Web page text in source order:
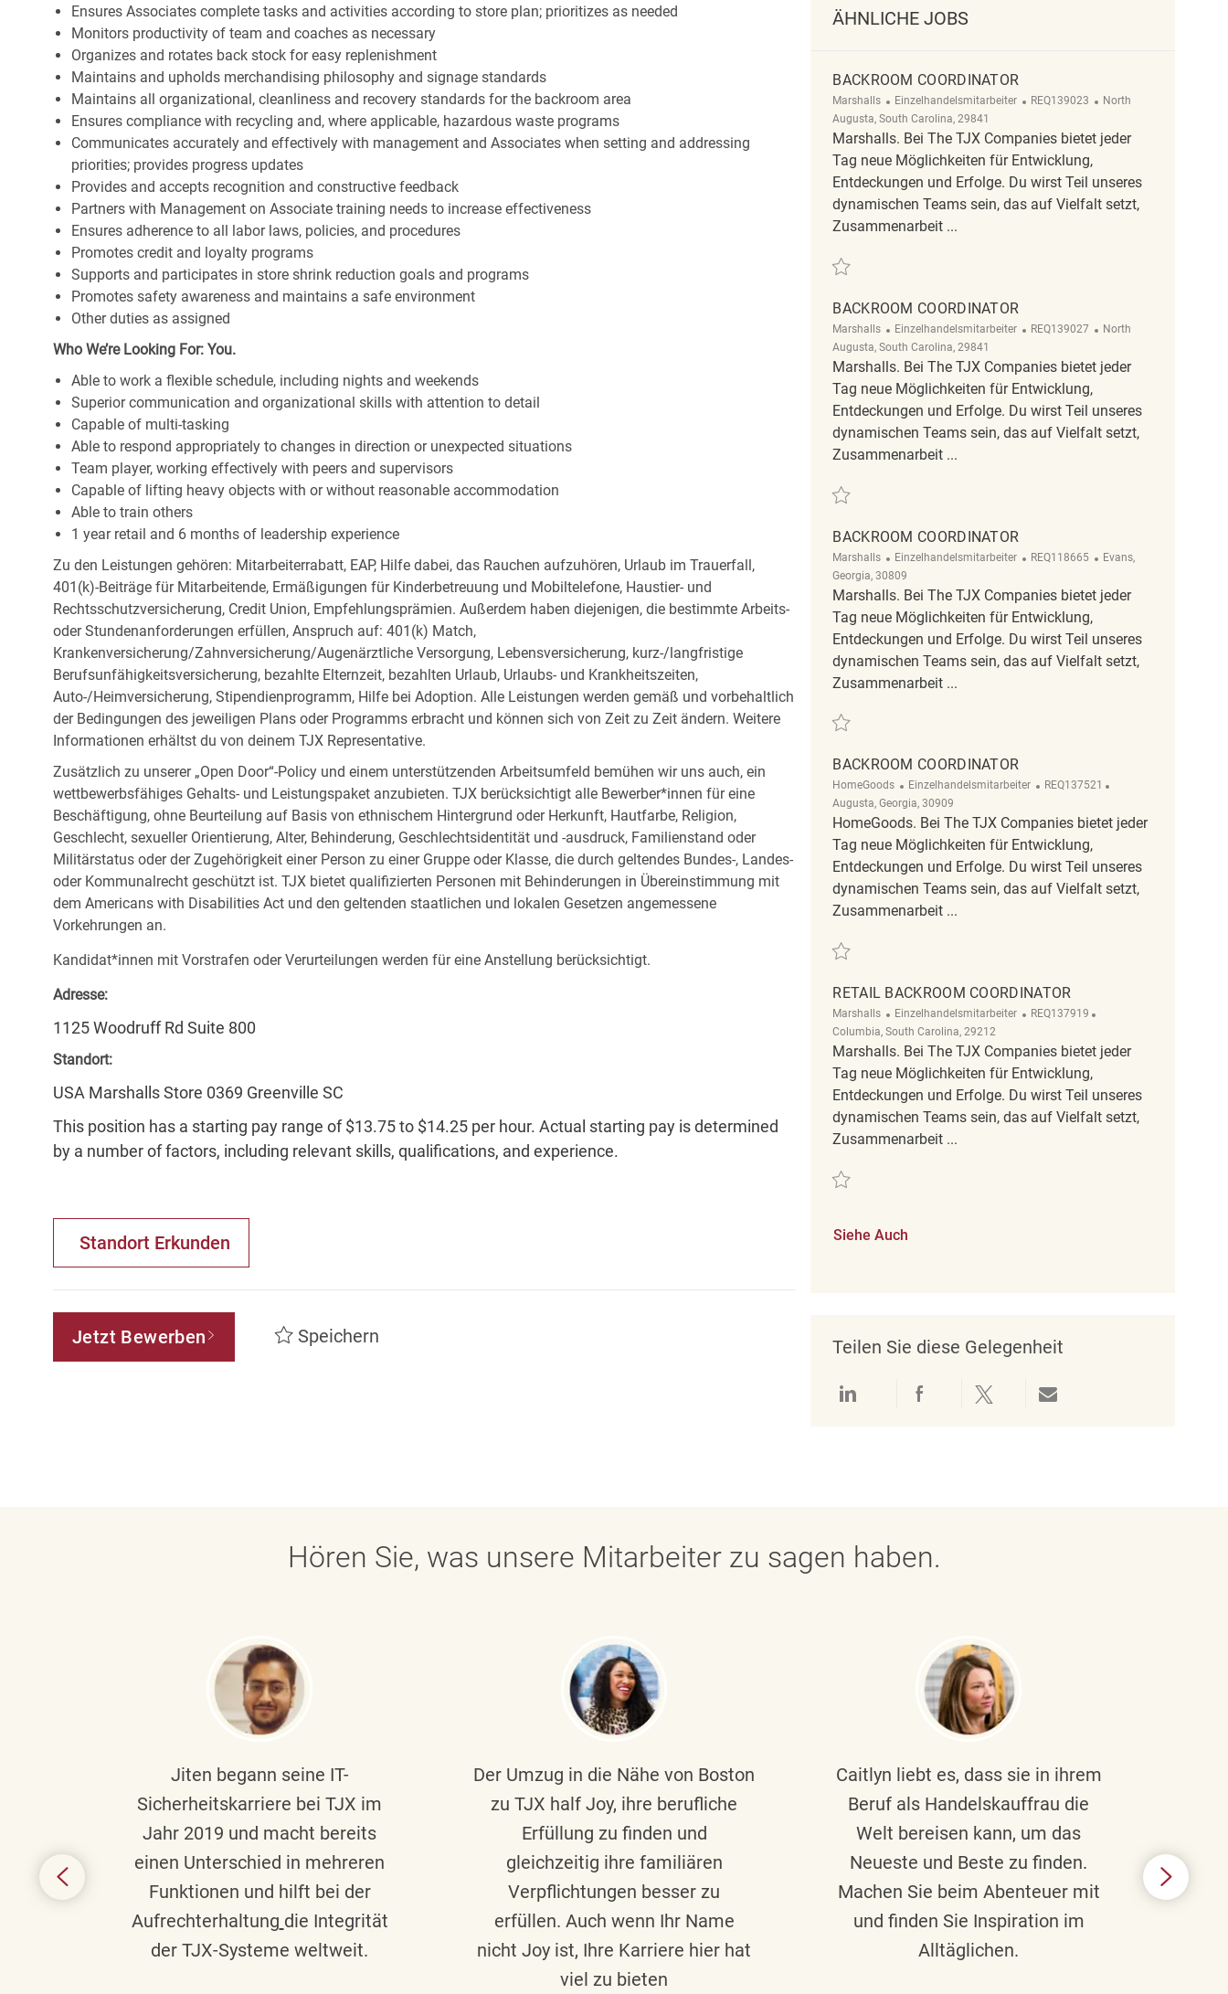
Ensures Associates complete tasks and activities according to store plan; prioritizes as needed
Monitors productivity of team and coaches as necessary
Organizes and rotates back stock for easy replenishment
Maintains and upholds merchandising philosophy and signage standards
Maintains all organizational, cleanliness and recovery standards for the backroom area
Ensures compliance with recycling and, where applicable, hazardous waste programs
Communicates accurately and effectively with management and Associates when setting and addressing
priorities; provides progress updates
Provides and accepts recognition and constructive feedback
Partners with Management on Associate training needs to increase effectiveness
Ensures adherence to all labor laws, policies, and procedures
Promotes credit and loyalty programs
Supports and participates in store shrink reduction goals and programs
Promotes safety awareness and maintains a safe environment
Other duties as assigned
Who We’re Looking For: You.
Able to work a flexible schedule, including nights and weekends
Superior communication and organizational skills with attention to detail
Capable of multi-tasking
Able to respond appropriately to changes in direction or unexpected situations
Team player, working effectively with peers and supervisors
Capable of lifting heavy objects with or without reasonable accommodation
Able to train others
1 year retail and 6 months of leadership experience
Zu den Leistungen gehören: Mitarbeiterrabatt, EAP, Hilfe dabei, das Rauchen aufzuhören, Urlaub im Trauerfall,
401(k)-Beiträge für Mitarbeitende, Ermäßigungen für Kinderbetreuung und Mobiltelefone, Haustier- und
Rechtsschutzversicherung, Credit Union, Empfehlungsprämien. Außerdem haben diejenigen, die bestimmte Arbeits-
oder Stundenanforderungen erfüllen, Anspruch auf: 401(k) Match,
Krankenversicherung/Zahnversicherung/Augenärztliche Versorgung, Lebensversicherung, kurz-/langfristige
Berufsunfähigkeitsversicherung, bezahlte Elternzeit, bezahlten Urlaub, Urlaubs- und Krankheitszeiten,
Auto-/Heimversicherung, Stipendienprogramm, Hilfe bei Adoption. Alle Leistungen werden gemäß und vorbehaltlich
der Bedingungen des jeweiligen Plans oder Programms erbracht und können sich von Zeit zu Zeit ändern. Weitere
Informationen erhältst du von deinem TJX Representative.
Zusätzlich zu unserer „Open Door“-Policy und einem unterstützenden Arbeitsumfeld bemühen wir uns auch, ein
wettbewerbsfähiges Gehalts- und Leistungspaket anzubieten. TJX berücksichtigt alle Bewerber*innen für eine
Beschäftigung, ohne Beurteilung auf Basis von ethnischem Hintergrund oder Herkunft, Hautfarbe, Religion,
Geschlecht, sexueller Orientierung, Alter, Behinderung, Geschlechtsidentität und -ausdruck, Familienstand oder
Militärstatus oder der Zugehörigkeit einer Person zu einer Gruppe oder Klasse, die durch geltendes Bundes-, Landes-
oder Kommunalrecht geschützt ist. TJX bietet qualifizierten Personen mit Behinderungen in Übereinstimmung mit
dem Americans with Disabilities Act und den geltenden staatlichen und lokalen Gesetzen angemessene
Vorkehrungen an.
Kandidat*innen mit Vorstrafen oder Verurteilungen werden für eine Anstellung berücksichtigt.
Adresse:
1125 Woodruff Rd Suite 800
Standort:
USA Marshalls Store 0369 Greenville SC
This position has a starting pay range of $13.75 to $14.25 per hour. Actual starting pay is determined
by a number of factors, including relevant skills, qualifications, and experience.
Standort Erkunden
Jetzt Bewerben Speichern
ÄHNLICHE JOBS
BACKROOM COORDINATOR
Marshalls Kategorie
Einzelhandelsmitarbeiter ReqId
REQ139023 Ort
North
Augusta, South Carolina, 29841
Marshalls. Bei The TJX Companies bietet jeder
Tag neue Möglichkeiten für Entwicklung,
Entdeckungen und Erfolge. Du wirst Teil unseres
dynamischen Teams sein, das auf Vielfalt setzt,
Zusammenarbeit ...
Retten Backroom Coordinator REQ139023
BACKROOM COORDINATOR
Marshalls Kategorie
Einzelhandelsmitarbeiter ReqId
REQ139027 Ort
North
Augusta, South Carolina, 29841
Marshalls. Bei The TJX Companies bietet jeder
Tag neue Möglichkeiten für Entwicklung,
Entdeckungen und Erfolge. Du wirst Teil unseres
dynamischen Teams sein, das auf Vielfalt setzt,
Zusammenarbeit ...
BACKROOM COORDINATOR
Marshalls Kategorie
Einzelhandelsmitarbeiter ReqId
REQ118665 Ort
Evans,
Georgia, 30809
Marshalls. Bei The TJX Companies bietet jeder
Tag neue Möglichkeiten für Entwicklung,
Entdeckungen und Erfolge. Du wirst Teil unseres
dynamischen Teams sein, das auf Vielfalt setzt,
Zusammenarbeit ...
Retten Backroom Coordinator REQ118665
BACKROOM COORDINATOR
HomeGoods Kategorie
Einzelhandelsmitarbeiter ReqId
REQ137521
Augusta, Georgia, 30909
HomeGoods. Bei The TJX Companies bietet jeder
Tag neue Möglichkeiten für Entwicklung,
Entdeckungen und Erfolge. Du wirst Teil unseres
dynamischen Teams sein, das auf Vielfalt setzt,
Zusammenarbeit ...
Retten Backroom Coordinator REQ137521
RETAIL BACKROOM COORDINATOR
Marshalls Kategorie
Einzelhandelsmitarbeiter ReqId
REQ137919
Columbia, South Carolina, 29212
Marshalls. Bei The TJX Companies bietet jeder
Tag neue Möglichkeiten für Entwicklung,
Entdeckungen und Erfolge. Du wirst Teil unseres
dynamischen Teams sein, das auf Vielfalt setzt,
Zusammenarbeit ...
Retten Retail Backroom Coordinator REQ137919
Siehe Auch
Teilen Sie diese Gelegenheit
Über LinkedIn teilenÜber Facebook teilen
Über Twitter teilenPer E-Mail teilen
Hören Sie, was unsere Mitarbeiter zu sagen haben.
Jiten begann seine IT-
Sicherheitskarriere bei TJX im
Jahr 2019 und macht bereits
einen Unterschied in mehreren
Funktionen und hilft bei der
Aufrechterhaltung die Integrität
der TJX-Systeme weltweit.
Der Umzug in die Nähe von Boston
zu TJX half Joy, ihre berufliche
Erfüllung zu finden und
gleichzeitig ihre familiären
Verpflichtungen besser zu
erfüllen. Auch wenn Ihr Name
nicht Joy ist, Ihre Karriere hier hat
viel zu bieten
Caitlyn liebt es, dass sie in ihrem
Beruf als Handelskauffrau die
Welt bereisen kann, um das
Neueste und Beste zu finden.
Machen Sie beim Abenteuer mit
und finden Sie Inspiration im
Alltäglichen.